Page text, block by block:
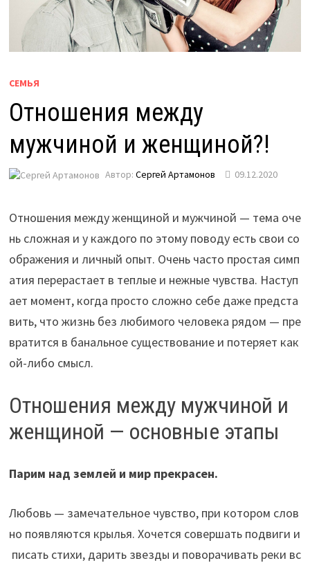
СЕМЬЯ
Отношения между
мужчиной и женщиной?!
Автор: Сергей Артамонов 09.12.2020
Отношения между женщиной и мужчиной — тема оче
нь сложная и у каждого по этому поводу есть свои со
ображения и личный опыт. Очень часто простая симп
атия перерастает в теплые и нежные чувства. Наступ
ает момент, когда просто сложно себе даже предста
вить, что жизнь без любимого человека рядом — пре
вратится в банальное существование и потеряет как
ой-либо смысл.
Отношения между мужчиной и
женщиной — основные этапы
Парим над землей и мир прекрасен.
Любовь — замечательное чувство, при котором слов
но появляются крылья. Хочется совершать подвиги и
писать стихи, дарить звезды и поворачивать реки вс